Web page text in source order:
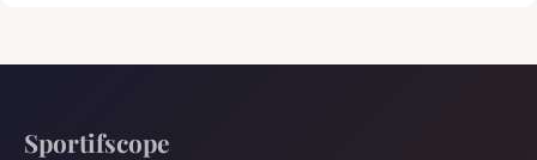
Sportifscope